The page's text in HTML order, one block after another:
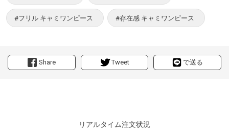
Share Tweet で送る
#フリル キャミワンピース #存在感 キャミワンピース
リアルタイム注文状況